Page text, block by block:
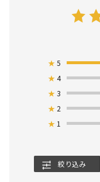
★5
★4
★3
★ 2
★ 1
絞り込み